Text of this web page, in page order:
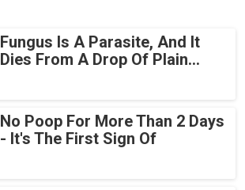
Fungus Is A Parasite, And It
Dies From A Drop Of Plain...
No Poop For More Than 2 Days
- It's The First Sign Of